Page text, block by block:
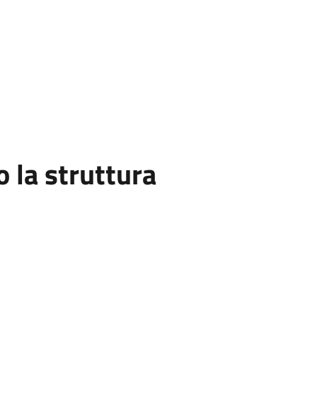
la struttura